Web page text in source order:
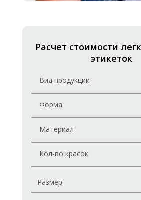
Расчет стоимости
этикеток